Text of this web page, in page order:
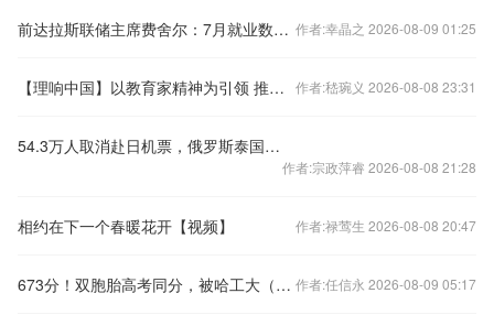
前达拉斯联储主席费舍尔：7月就业数据并未令人失望 作者:幸晶之 2026-08-09 01:25
【理响中国】以教育家精神为引领 推动师范教育高质量发展 作者:嵇琬义 2026-08-08 23:31
54.3万人取消赴日机票，俄罗斯泰国争抢中国客源
作者:宗政萍睿 2026-08-08 21:28
相约在下一个春暖花开【视频】 作者:禄莺生 2026-08-08 20:47
673分！双胞胎高考同分，被哈工大（深圳）同一专业录取 作者:任信永 2026-08-09 05:17